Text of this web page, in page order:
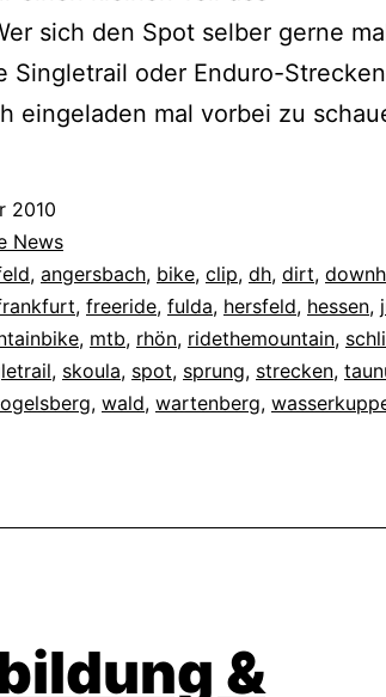
sich den Spot selber gerne
Singletrail oder Enduro-Strecken
eingeladen mal vorbei zu
2010
News
, angersbach, bike, clip, dh, dirt,
, freeride, fulda, hersfeld, hessen,
, mtb, rhön, ridethemountain,
, skoula, spot, sprung, strecken,
, wald, wartenberg,
&